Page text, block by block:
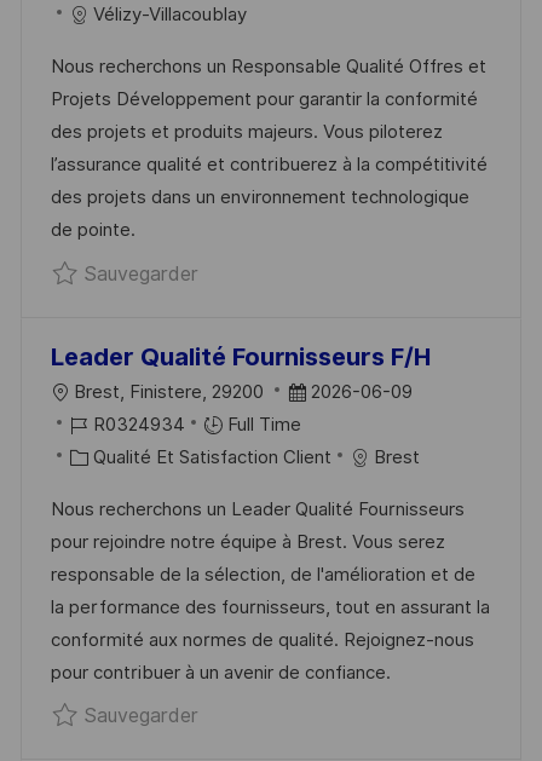
A
I
S
A
T
I
O
N
T
D
’
A
F
F
I
C
G
E
F
R
E
N
C
E
S
T
E
A
É
G
O
R
I
E
Vélizy-Villacoublay
Nous recherchons un Responsable Qualité Offres et
Projets Développement pour garantir la conformité
des projets et produits majeurs. Vous piloterez
l’assurance qualité et contribuerez à la compétitivité
des projets dans un environnement technologique
de pointe.
SauvegarderSauvegarder Responsable Qualité
Leader Qualité Fournisseurs F/H
L
O
C
L
I
S
A
T
I
O
Brest, Finistere, 29200
D
A
T
D
’
A
F
F
I
2026-06-09
R
É
É
R
E
N
C
E
D
R0324934
Full Time
C
T
É
G
O
R
I
E
Qualité Et Satisfaction Client Brest
Nous recherchons un Leader Qualité Fournisseurs
pour rejoindre notre équipe à Brest. Vous serez
responsable de la sélection, de l'amélioration et de
la performance des fournisseurs, tout en assurant la
conformité aux normes de qualité. Rejoignez-nous
pour contribuer à un avenir de confiance.
SauvegarderSauvegarder Leader Qualité